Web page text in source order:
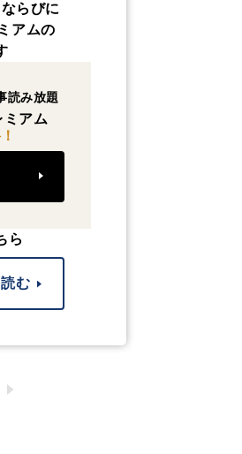
らびに
アムの
読み放題
アム
ら
む